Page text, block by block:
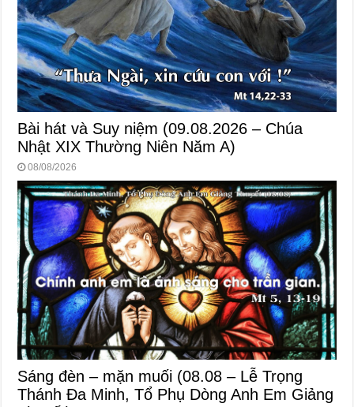
Bài hát và Suy niệm (09.08.2026 – Chúa
Nhật XIX Thường Niên Năm A)
08/08/2026
Sáng đèn – mặn muối (08.08 – Lễ Trọng
Thánh Đa Minh, Tổ Phụ Dòng Anh Em Giảng